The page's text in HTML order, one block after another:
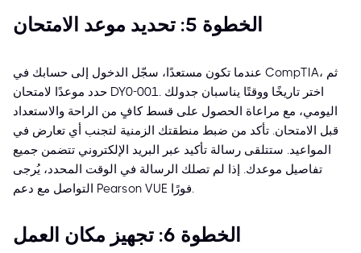
الخطوة 5: تحديد موعد الامتحان
عندما تكون مستعدًا، سجّل الدخول إلى حسابك في CompTIA، ثم
حدد موعدًا لامتحان DY0-001. اختر تاريخًا ووقتًا يناسبان جدولك
اليومي، مع مراعاة الحصول على قسط كافٍ من الراحة والاستعداد
قبل الامتحان. تأكد من ضبط منطقتك الزمنية لتجنب أي تعارض في
المواعيد. ستتلقى رسالة تأكيد عبر البريد الإلكتروني تتضمن جميع
تفاصيل موعدك. إذا لم تصلك الرسالة في الوقت المحدد، يُرجى
التواصل مع دعم Pearson VUE فورًا.
الخطوة 6: تجهيز مكان العمل